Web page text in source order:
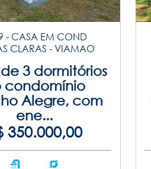
- CASA EM COND
CLARAS - VIAMAO
3 dormitórios
condomínio
Alegre, com
ene...
350.000,00